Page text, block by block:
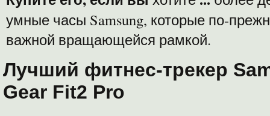
умные часы Samsung, которые по-
важной вращающейся рамкой.
Лучший фитнес-трекер
Gear Fit2 Pro